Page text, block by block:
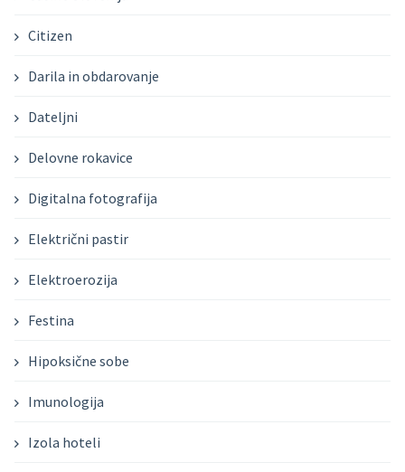
Citizen
Darila in obdarovanje
Dateljni
Delovne rokavice
Digitalna fotografija
Električni pastir
Elektroerozija
Festina
Hipoksične sobe
Imunologija
Izola hoteli